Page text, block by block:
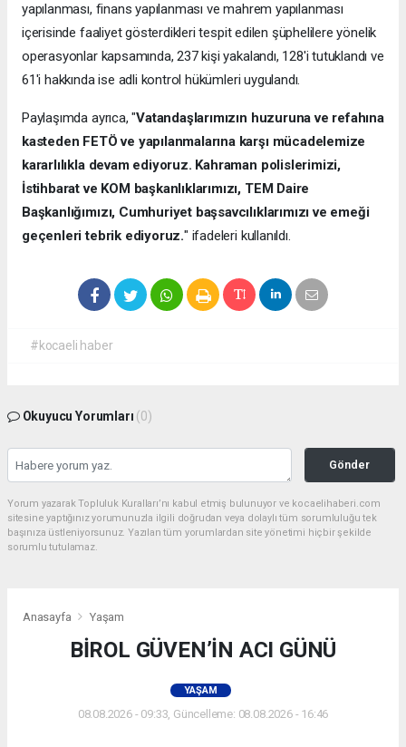
yapılanması, finans yapılanması ve mahrem yapılanması
içerisinde faaliyet gösterdikleri tespit edilen şüphelilere yönelik
operasyonlar kapsamında, 237 kişi yakalandı, 128'i tutuklandı ve
61'i hakkında ise adli kontrol hükümleri uygulandı.
Paylaşımda ayrıca, "Vatandaşlarımızın huzuruna ve refahına
kasteden FETÖ ve yapılanmalarına karşı mücadelemize
kararlılıkla devam ediyoruz. Kahraman polislerimizi,
İstihbarat ve KOM başkanlıklarımızı, TEM Daire
Başkanlığımızı, Cumhuriyet başsavcılıklarımızı ve emeği
geçenleri tebrik ediyoruz." ifadeleri kullanıldı.
#kocaeli haber
Okuyucu Yorumları (0)
Gönder
Yorum yazarak Topluluk Kuralları’nı kabul etmiş bulunuyor ve kocaelihaberi.com
sitesine yaptığınız yorumunuzla ilgili doğrudan veya dolaylı tüm sorumluluğu tek
başınıza üstleniyorsunuz. Yazılan tüm yorumlardan site yönetimi hiçbir şekilde
sorumlu tutulamaz.
Anasayfa Yaşam
BİROL GÜVEN’İN ACI GÜNÜ
YAŞAM
08.08.2026 - 09:33, Güncelleme: 08.08.2026 - 16:46